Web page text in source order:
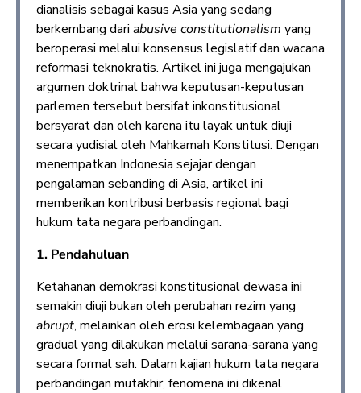
dianalisis sebagai kasus Asia yang sedang
berkembang dari abusive constitutionalism yang
beroperasi melalui konsensus legislatif dan wacana
reformasi teknokratis. Artikel ini juga mengajukan
argumen doktrinal bahwa keputusan-keputusan
parlemen tersebut bersifat inkonstitusional
bersyarat dan oleh karena itu layak untuk diuji
secara yudisial oleh Mahkamah Konstitusi. Dengan
menempatkan Indonesia sejajar dengan
pengalaman sebanding di Asia, artikel ini
memberikan kontribusi berbasis regional bagi
hukum tata negara perbandingan.
1. Pendahuluan
Ketahanan demokrasi konstitusional dewasa ini
semakin diuji bukan oleh perubahan rezim yang
abrupt, melainkan oleh erosi kelembagaan yang
gradual yang dilakukan melalui sarana-sarana yang
secara formal sah. Dalam kajian hukum tata negara
perbandingan mutakhir, fenomena ini dikenal